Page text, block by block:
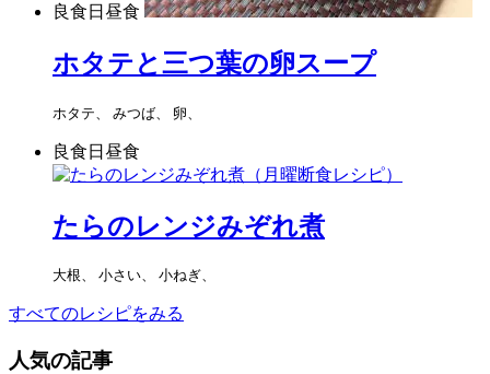
良食日昼食
ホタテと三つ葉の卵スープ
ホタテ、 みつば、 卵、
良食日昼食
たらのレンジみぞれ煮
大根、 小さい、 小ねぎ、
すべてのレシピをみる
人気の記事